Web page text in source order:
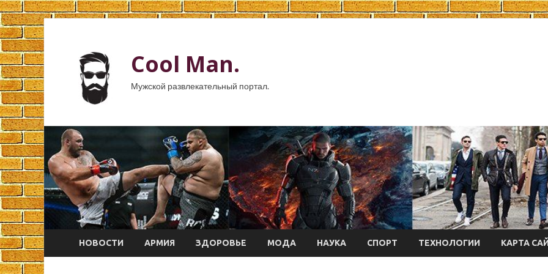
Cool Man.
Мужской развлекательный портал.
НОВОСТИ АРМИЯ ЗДОРОВЬЕ МОДА НАУКА СПОРТ ТЕХНОЛОГИИ КАРТА